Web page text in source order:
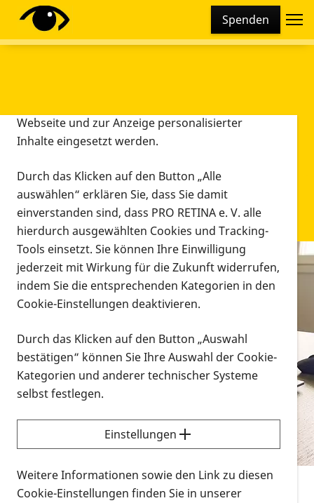
Spenden
Infomaterial
Infomaterial
Vorlesen
Alle Infomaterialien in verschiedenen
Formaten an einem Ort
Sie möchten wissen, wie Sie nach Infonmaterial
suchen und dieses bestellen bzw. herunterladen
können? Schauen Sie sich dieErklärvideos zum
Thema Infomaterial auf der PRO RETINA-Website
für blinde und sehbehinderte Menschen an.
Diese Webseite setzt verschiedene Cookies und
Tracking-Tools ein. Dies beinhaltet Cookies und
Webseite und zur Anzeige personalisierter
Inhalte eingesetzt werden.
Durch das Klicken auf den Button „Alle
auswählen“ erklären Sie, dass Sie damit
einverstanden sind, dass PRO RETINA e. V. alle
hierdurch ausgewählten Cookies und Tracking-
Tools einsetzt. Sie können Ihre Einwilligung
jederzeit mit Wirkung für die Zukunft widerrufen,
indem Sie die entsprechenden Kategorien in den
Cookie-Einstellungen deaktivieren.
Durch das Klicken auf den Button „Auswahl
bestätigen“ können Sie Ihre Auswahl der Cookie-
Kategorien und anderer technischer Systeme
selbst festlegen.
Einstellungen
Weitere Informationen sowie den Link zu diesen
Cookie-Einstellungen finden Sie in unserer